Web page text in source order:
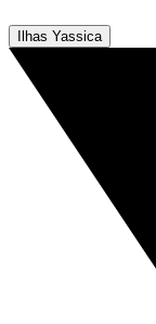
Ilhas Yassica